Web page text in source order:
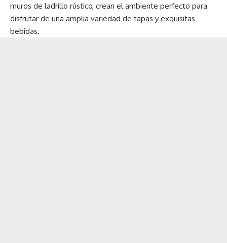
muros de ladrillo rústico, crean el ambiente perfecto para
disfrutar de una amplia variedad de tapas y exquisitas
bebidas.